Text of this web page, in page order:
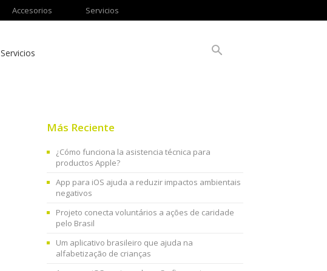
Accesorios Servicios
Servicios
Más Reciente
¿Cómo funciona la asistencia técnica para
productos Apple?
App para iOS ajuda a reduzir impactos ambientais
negativos
Projeto conecta voluntários a ações de caridade
pelo Brasil
Um aplicativo brasileiro que ajuda na
alfabetização de crianças